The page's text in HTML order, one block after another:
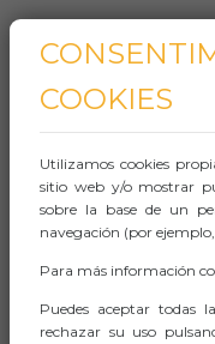
i Difusió de
Pl Beates, 2
BARCELONA
Observaciones
CÓMO LLEGAR
COOKIES
Utilizamos cookies
sitio web y/o mostrar
sobre la base de un
navegación (por
Para más información
Puedes aceptar todas
rechazar su uso